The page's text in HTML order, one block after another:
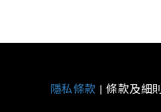
隱私條款 | 條款及細